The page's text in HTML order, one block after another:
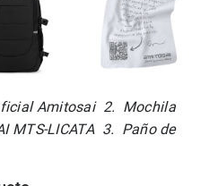
Amitosai  2.  Mochila
LICATA  3.  Paño de